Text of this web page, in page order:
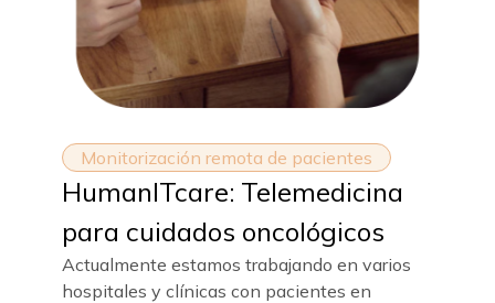
Monitorización remota de pacientes
HumanITcare: Telemedicina
para cuidados oncológicos
Actualmente estamos trabajando en varios
hospitales y clínicas con pacientes en